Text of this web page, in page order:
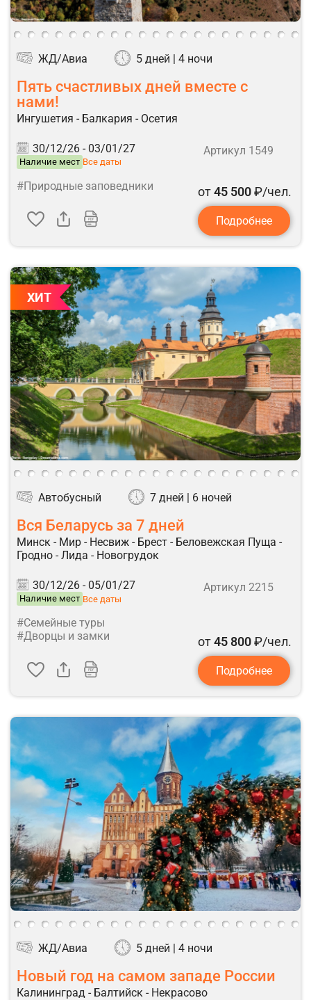
ЖД/Авиа 5 дней | 4 ночи
Пять счастливых дней вместе с
нами!
Ингушетия - Балкария - Осетия
30/12/26 - 03/01/27
Наличие мест Все даты
Артикул 1549
#Природные заповедники от45 500₽/чел.
Подробнее
ХИТ
Автобусный 7 дней | 6 ночей
Вся Беларусь за 7 дней
Минск - Мир - Несвиж - Брест - Беловежская Пуща -
Гродно - Лида - Новогрудок
30/12/26 - 05/01/27
Наличие мест Все даты
Артикул 2215
#Семейные туры
#Дворцы и замки
от45 800₽/чел.
Подробнее
ЖД/Авиа 5 дней | 4 ночи
Новый год на самом западе России
Калининград - Балтийск - Некрасово